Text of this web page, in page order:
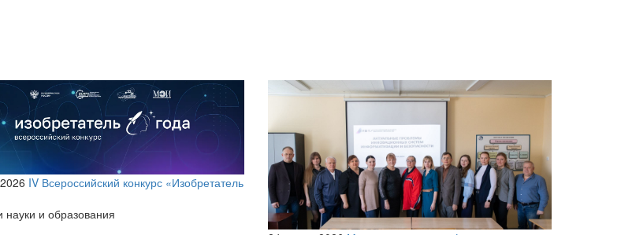
IV Всероссийский конкурс «Изобретатель
науки и образования